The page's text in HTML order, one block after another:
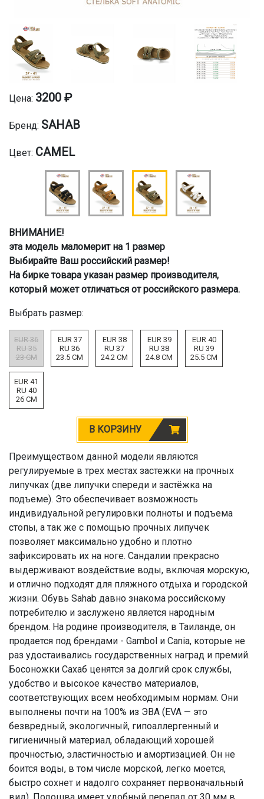
Цена: 3200 ₽
Бренд: SAHAB
Цвет: CAMEL
ВНИМАНИЕ!
эта модель маломерит на 1 размер
Выбирайте Ваш российский размер!
На бирке товара указан размер производителя,
который может отличаться от российского размера.
Выбрать размер:
EUR 36
RU 35
23 CM
EUR 37
RU 36
23.5 CM
EUR 38
RU 37
24.2 CM
EUR 39
RU 38
24.8 CM
EUR 40
RU 39
25.5 CM
EUR 41
RU 40
26 CM
В КОРЗИНУ
Преимуществом данной модели являются
регулируемые в трех местах застежки на прочных
липучках (две липучки спереди и застёжка на
подъеме). Это обеспечивает возможность
индивидуальной регулировки полноты и подъема
стопы, а так же с помощью прочных липучек
позволяет максимально удобно и плотно
зафиксировать их на ноге. Сандалии прекрасно
выдерживают воздействие воды, включая морскую,
и отлично подходят для пляжного отдыха и городской
жизни. Обувь Sahab давно знакома российскому
потребителю и заслужено является народным
брендом. На родине производителя, в Таиланде, он
продается под брендами - Gambol и Cania, которые не
раз удостаивались государственных наград и премий.
Босоножки Сахаб ценятся за долгий срок службы,
удобство и высокое качество материалов,
соответствующих всем необходимым нормам. Они
выполнены почти на 100% из ЭВА (EVA — это
безвредный, экологичный, гипоаллергенный и
гигиеничный материал, обладающий хорошей
прочностью, эластичностью и амортизацией. Он не
боится воды, в том числе морской, легко моется,
быстро сохнет и надолго сохраняет первоначальный